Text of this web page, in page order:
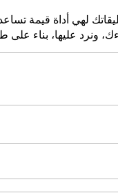
لهي أداة قيمة